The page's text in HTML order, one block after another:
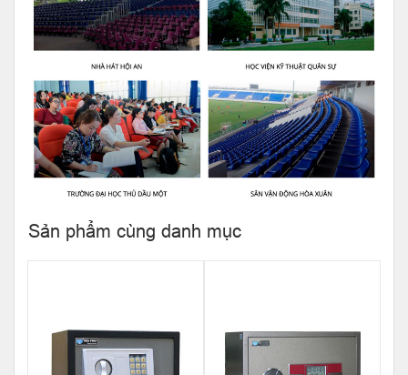
Sản phẩm cùng danh mục